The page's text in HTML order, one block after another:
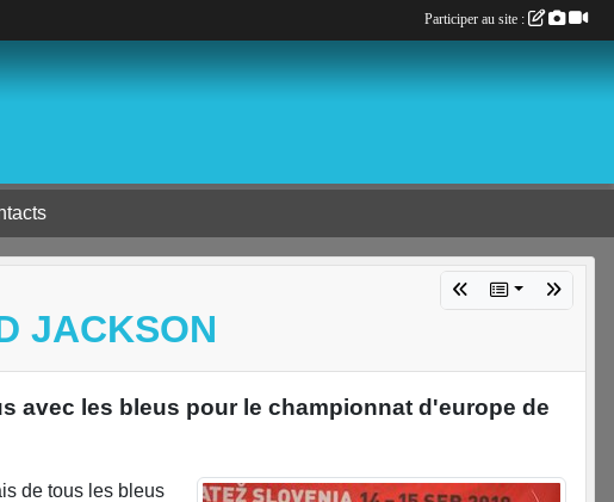
JACKSON
avec les bleus pour le championnat d'europe de
de tous les bleus
Participer au site :